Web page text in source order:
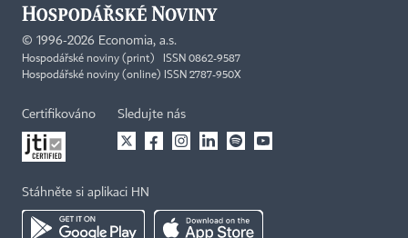
© 1996-2026 Economia, a.s.
Hospodářské noviny (print) ISSN 0862-9587
Hospodářské noviny (online) ISSN 2787-950X
Certifikováno Sledujte nás
Stáhněte si aplikaci HN